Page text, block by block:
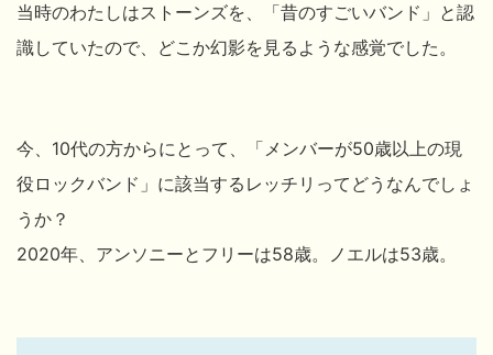
当時のわたしはストーンズを、「昔のすごいバンド」と認
識していたので、どこか幻影を見るような感覚でした。
今、10代の方からにとって、「メンバーが50歳以上の現
役ロックバンド」に該当するレッチリってどうなんでしょ
うか？
2020年、アンソニーとフリーは58歳。ノエルは53歳。